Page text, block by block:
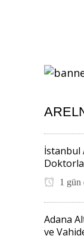
İstanbul
1 gün
Adana
ve